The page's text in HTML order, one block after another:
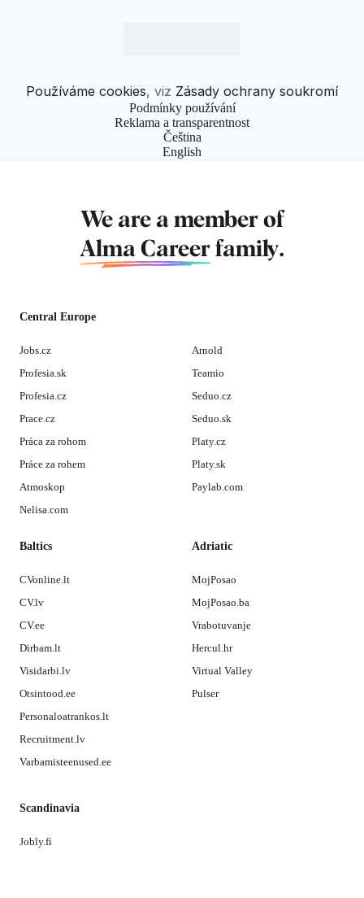
Používáme cookies, viz Zásady ochrany soukromí
Podmínky používání
Reklama a transparentnost
Čeština
English
We are a member of
Alma Career family.
Central Europe
Jobs.cz
Profesia.sk
Profesia.cz
Prace.cz
Práca za rohom
Práce za rohem
Atmoskop
Nelisa.com
Arnold
Teamio
Seduo.cz
Seduo.sk
Platy.cz
Platy.sk
Paylab.com
Baltics
CVonline.lt
CV.lv
CV.ee
Dirbam.lt
Visidarbi.lv
Otsintood.ee
Personaloatrankos.lt
Recruitment.lv
Varbamisteenused.ee
Adriatic
MojPosao
MojPosao.ba
Vrabotuvanje
Hercul.hr
Virtual Valley
Pulser
Scandinavia
Jobly.fi